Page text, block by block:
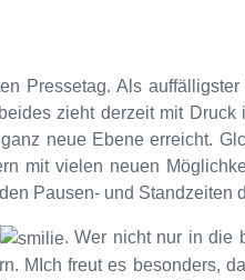
Pressetag. Als
zieht derzeit mit Druck
neue Ebene erreicht.
mit vielen neuen
Pausen- und Standzeiten
. Wer nicht nur in die
MIch freut es besonders,